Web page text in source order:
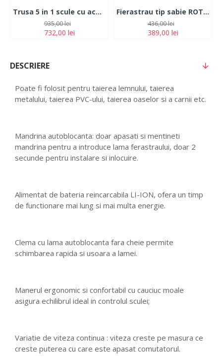
Trusa 5 in 1 scule cu acumulator ROTOR JFCT001 Pistol Impact -Bormasina cu mandrina -Mini Fierastrau -Spalator cu presiune, - 2 Acumulatori 21V//2Ah
732,00 lei
935,00 lei
Fierastrau tip sabie ROTOR RBS750, cu acumulator 21V
389,00 lei
436,00 lei
DESCRIERE
Poate fi folosit pentru taierea lemnului, taierea
metalului, taierea PVC-ului, taierea oaselor si a carnii etc.
Mandrina autoblocanta: doar apasati si mentineti
mandrina pentru a introduce lama ferastraului, doar 2
secunde pentru instalare si inlocuire.
Alimentat de bateria reincarcabila LI-ION, ofera un timp
de functionare mai lung si mai multa energie.
Clema cu lama autoblocanta fara cheie permite
schimbarea rapida si usoara a lamei.
Manerul ergonomic si confortabil cu cauciuc moale
asigura echilibrul ideal in controlul sculei;
Variatie de viteza continua : viteza creste pe masura ce
creste puterea cu care este apasat comutatorul.